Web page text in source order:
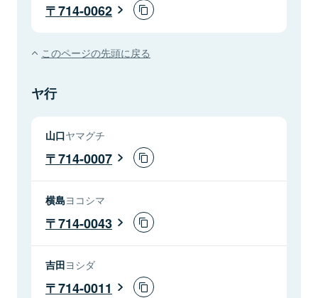
714-0062
このページの先頭に戻る
ヤ行
山口ヤマグチ
714-0007
横島ヨコシマ
714-0043
吉田ヨシダ
714-0011